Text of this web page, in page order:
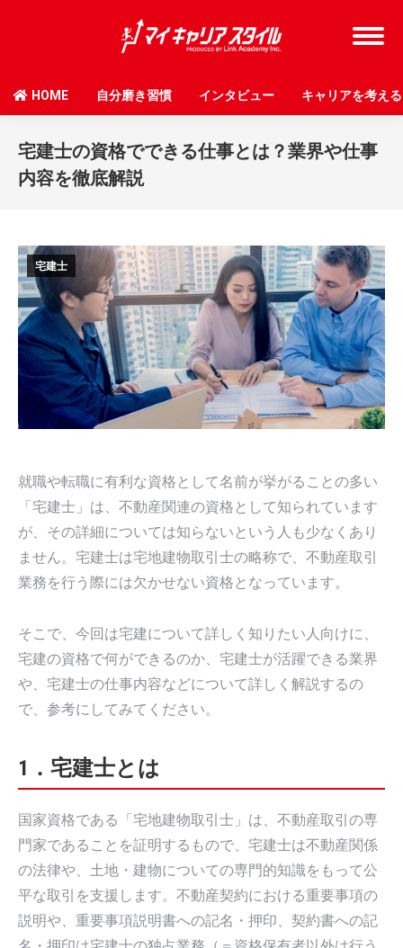
HOME 自分磨き習慣 インタビュー キャリアを考える
宅建士の資格でできる仕事とは？業界や仕事
内容を徹底解説
宅建士
就職や転職に有利な資格として名前が挙がることの多い
「宅建士」は、不動産関連の資格として知られています
が、その詳細については知らないという人も少なくあり
ません。宅建士は宅地建物取引士の略称で、不動産取引
業務を行う際には欠かせない資格となっています。
そこで、今回は宅建について詳しく知りたい人向けに、
宅建の資格で何ができるのか、宅建士が活躍できる業界
や、宅建士の仕事内容などについて詳しく解説するの
で、参考にしてみてください。
1．宅建士とは
国家資格である「宅地建物取引士」は、不動産取引の専
門家であることを証明するもので、宅建士は不動産関係
の法律や、土地・建物についての専門的知識をもって公
平な取引を支援します。不動産契約における重要事項の
説明や、重要事項説明書への記名・押印、契約書への記